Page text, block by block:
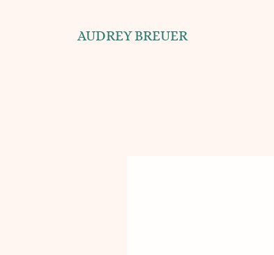
AUDREY BREUER